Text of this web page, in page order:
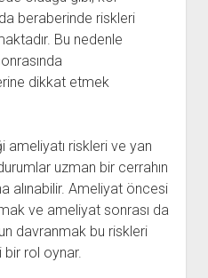
beraberinde riskleri
Bu nedenle
dikkat etmek
riskleri ve yan
uzman bir cerrahın
alınabilir. Ameliyat öncesi
ve ameliyat sonrası da
davranmak bu riskleri
rol oynar.